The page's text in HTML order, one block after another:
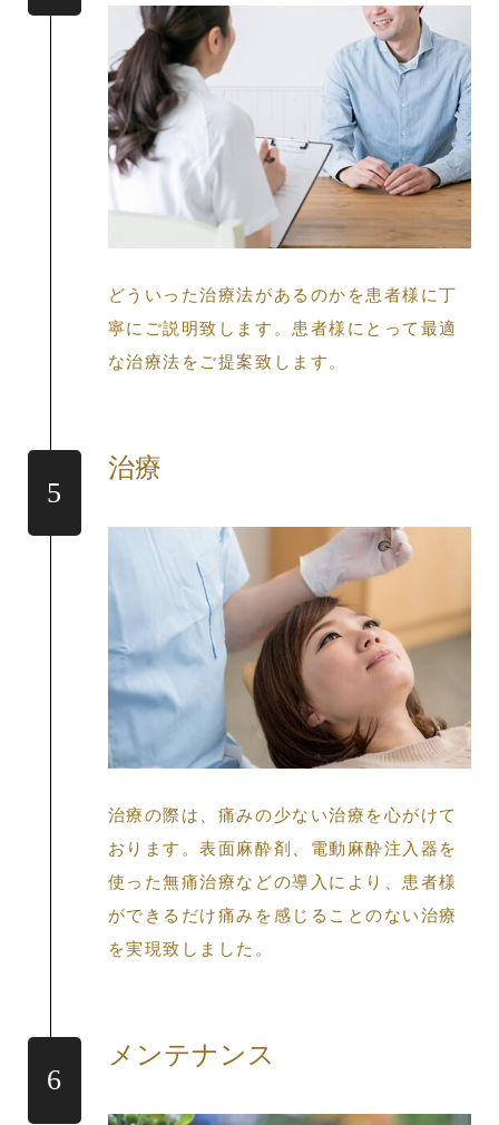
どういった治療法があるのかを患者様に丁
寧にご説明致します。患者様にとって最適
な治療法をご提案致します。
治療
治療の際は、痛みの少ない治療を心がけて
おります。表面麻酔剤、電動麻酔注入器を
使った無痛治療などの導入により、患者様
ができるだけ痛みを感じることのない治療
を実現致しました。
メンテナンス